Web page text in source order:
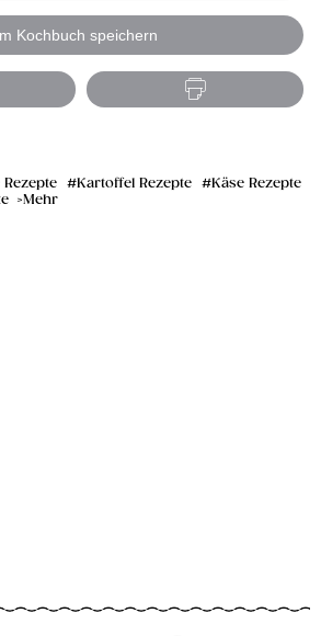
Kochbuch speichern
Kartoffel Rezepte
Käse Rezepte
Mehr